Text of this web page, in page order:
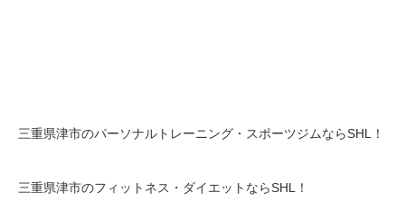
三重県津市のパーソナルトレーニング・スポーツジムならSHL！
三重県津市のフィットネス・ダイエットならSHL！